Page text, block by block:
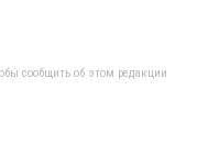
сообщить об этом редакции